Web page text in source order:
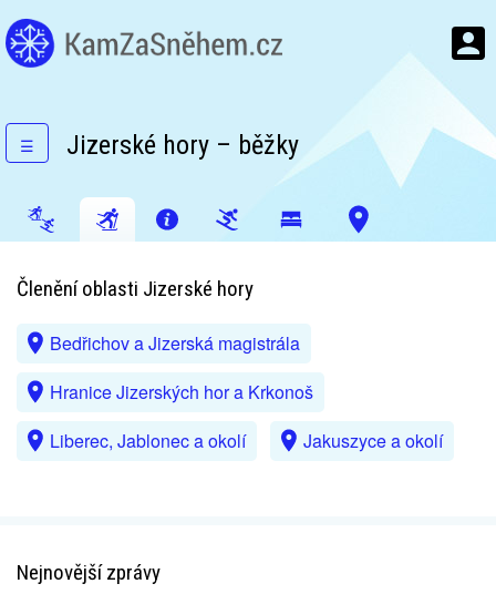
☰ Jizerské hory – běžky
Členění oblasti Jizerské hory
Bedřichov a Jizerská magistrála
Hranice Jizerských hor a Krkonoš
Liberec, Jablonec a okolí
Jakuszyce a okolí
Nejnovější zprávy